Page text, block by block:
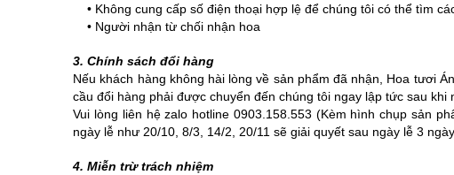
• Không cung cấp số điện thoại hợp lệ để chúng tôi có thể tìm
• Người nhận từ chối nhận hoa
3. Chính sách đổi hàng
Nếu khách hàng không hài lòng về sản phẩm đã nhận, Hoa tươi
cầu đổi hàng phải được chuyển đến chúng tôi ngay lập tức sau khi
Vui lòng liên hệ zalo hotline 0903.158.553 (Kèm hình chụp sản
ngày lễ như 20/10, 8/3, 14/2, 20/11 sẽ giải quyết sau ngày lễ 3
4. Miễn trừ trách nhiệm